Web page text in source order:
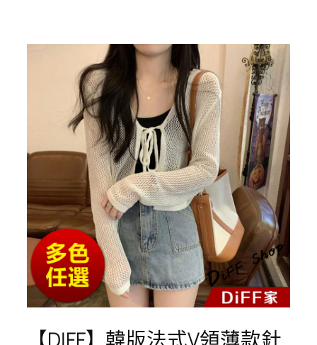
【DIFF】韓版法式V領薄款針